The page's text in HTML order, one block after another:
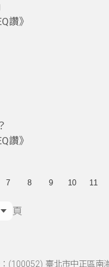
讚》
讚》
7 8 9 10 11
頁
(100052) 臺北市中正區南